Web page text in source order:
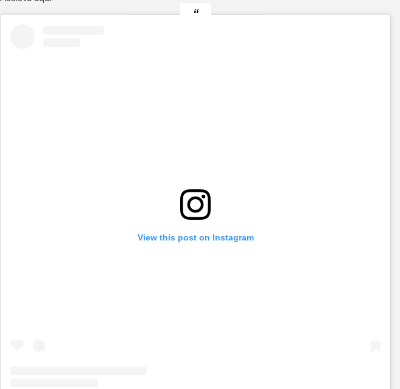
View this post on Instagram